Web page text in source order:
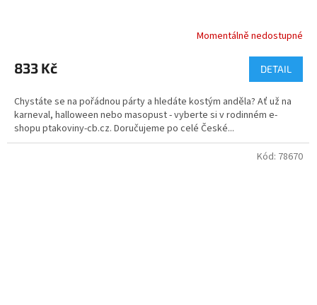
produktu
je
z
5
hvězdiček.
Momentálně nedostupné
833 Kč DETAIL
Chystáte se na pořádnou párty a hledáte kostým anděla? Ať už na
karneval, halloween nebo masopust - vyberte si v rodinném e-
shopu ptakoviny-cb.cz. Doručujeme po celé České...
Kód: 78670